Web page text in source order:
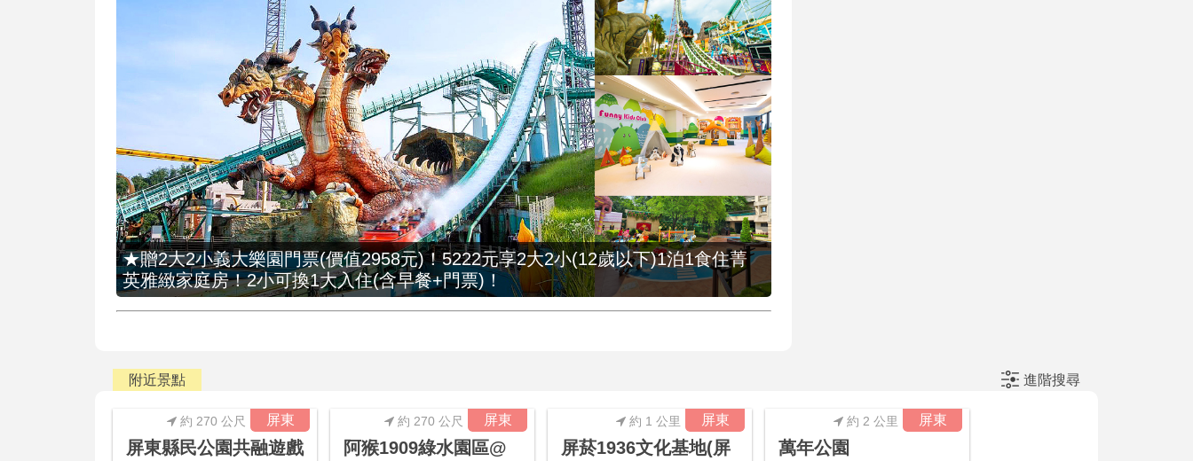
★贈2大2小義大樂園門票(價值2958元)！5222元享2大2小(12歲以下)1泊1食住菁
英雅緻家庭房！2小可換1大入住(含早餐+門票)！
附近景點 進階搜尋
屏東
約 270 公尺
屏東縣民公園共融遊戲
屏東
約 270 公尺
阿猴1909綠水園區@
屏東
約 1 公里
屏菸1936文化基地(屏
屏東
約 2 公里
萬年公園